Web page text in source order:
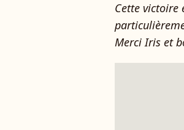
Cette victoire
Merci Iris et